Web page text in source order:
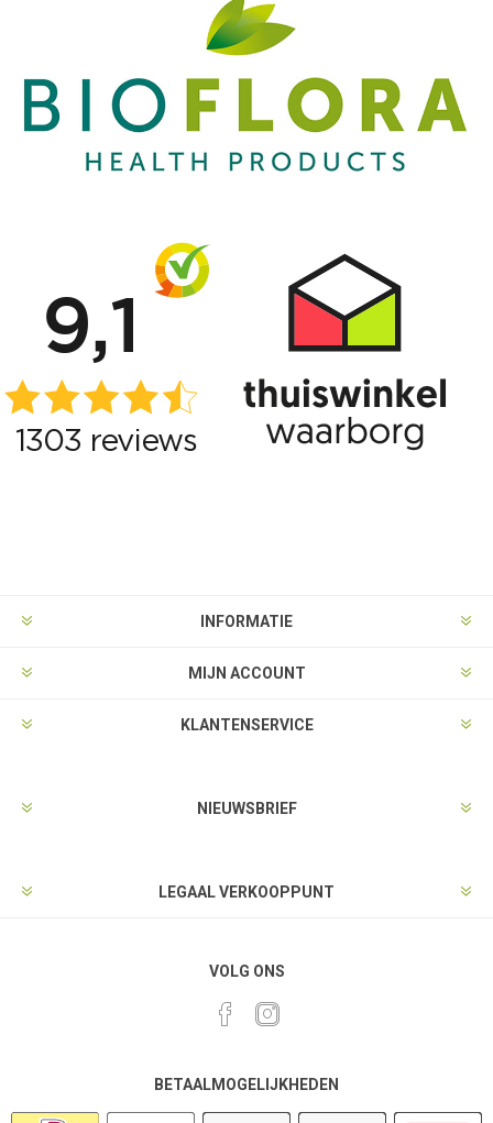
INFORMATIE
MIJN ACCOUNT
KLANTENSERVICE
NIEUWSBRIEF
LEGAAL VERKOOPPUNT
VOLG ONS
BETAALMOGELIJKHEDEN